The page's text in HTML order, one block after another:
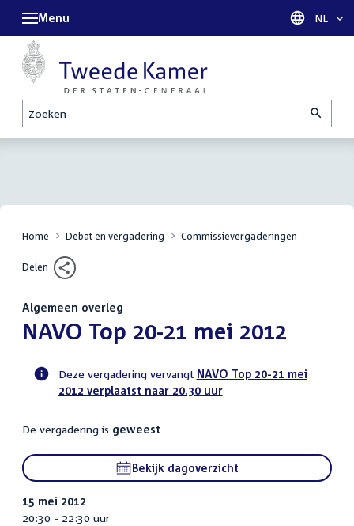
Zoeken
Menu Taal
NL
Home Debat en vergadering Commissievergaderingen
Delen
Algemeen overleg
:NAVO Top 20-21 mei 2012
Voortgangsstatus
activiteit
Deze vergadering vervangt NAVO Top 20-21 mei
2012 verplaatst naar 20.30 uur
De vergadering is geweest
Bekijk dagoverzicht
15 mei 2012
20:30 - 22:30 uur